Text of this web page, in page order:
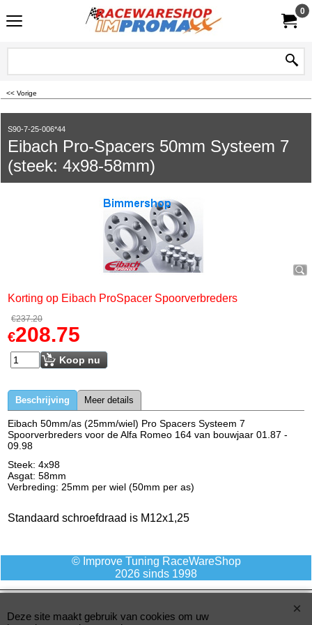
0
<< Vorige
S90-7-25-006*44
Eibach Pro-Spacers 50mm Systeem 7
(steek: 4x98-58mm)
Korting op Eibach ProSpacer Spoorverbreders
€237.20
€208.75
Koop nu
Beschrijving Meer details
Eibach 50mm/as (25mm/wiel) Pro Spacers Systeem 7
Spoorverbreders voor de Alfa Romeo 164 van bouwjaar 01.87 -
09.98
Steek: 4x98
Asgat: 58mm
Verbreding: 25mm per wiel (50mm per as)
Standaard schroefdraad is M12x1,25
© Improve Tuning RaceWareShop
2026 sinds 1998
Deze site maakt gebruik van cookies om uw